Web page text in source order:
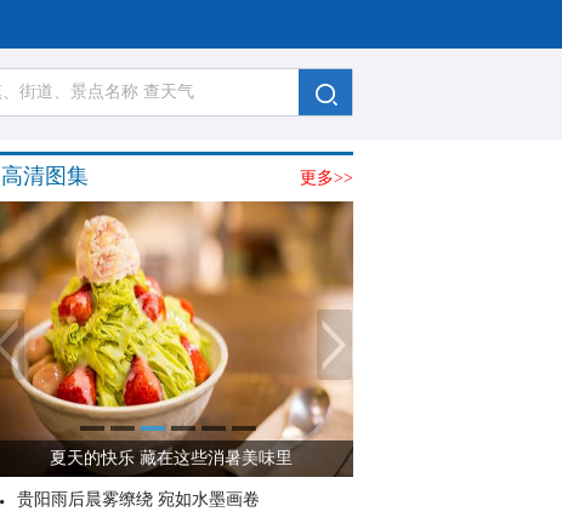
更多>>
高清图集
夏天的快乐 藏在这些消暑美味里
贵阳雨后晨雾缭绕 宛如水墨画卷